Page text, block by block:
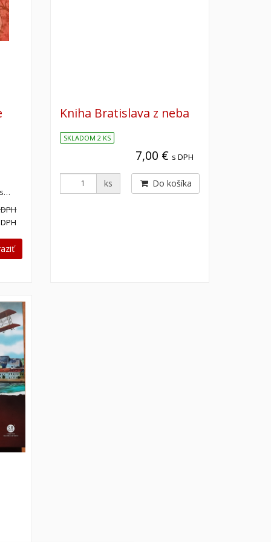
Kniha Bratislava z neba
SKLADOM 2 KS
7,00 € s DPH
ks Do košíka